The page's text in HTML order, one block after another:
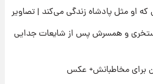
او مثل پادشاه زندگی می‌کند | تصاویر
و همسرش پس از شایعات جدایی
برای مخاطبانش+ عکس